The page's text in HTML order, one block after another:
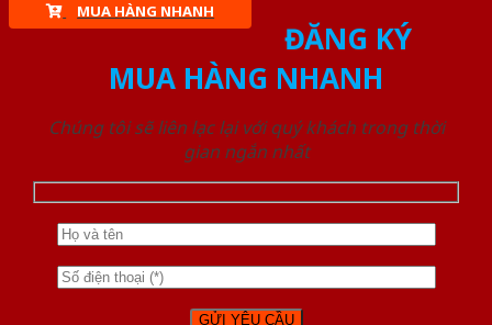
MUA HÀNG NHANH
ĐĂNG KÝ
MUA HÀNG NHANH
Chúng tôi sẽ liên lạc lại với quý khách trong thời
gian ngắn nhất